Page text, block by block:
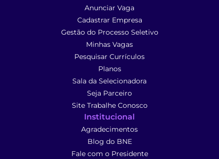
Anunciar Vaga
Cadastrar Empresa
Gestão do Processo Seletivo
Minhas Vagas
Pesquisar Currículos
Planos
Sala da Selecionadora
Seja Parceiro
Site Trabalhe Conosco
Institucional
Agradecimentos
Blog do BNE
Fale com o Presidente